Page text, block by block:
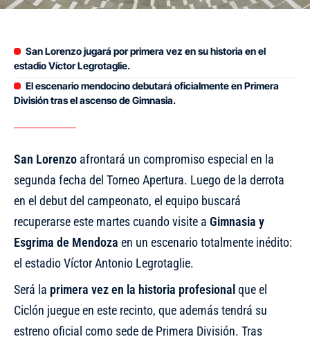
San Lorenzo jugará por primera vez en su historia en el
estadio Víctor Legrotaglie.
El escenario mendocino debutará oficialmente en Primera
División tras el ascenso de Gimnasia.
San Lorenzo afrontará un compromiso especial en la
segunda fecha del Torneo Apertura. Luego de la derrota
en el debut del campeonato, el equipo buscará
recuperarse este martes cuando visite a Gimnasia y
Esgrima de Mendoza en un escenario totalmente inédito:
el estadio Víctor Antonio Legrotaglie.
Será la primera vez en la historia profesional que el
Ciclón juegue en este recinto, que además tendrá su
estreno oficial como sede de Primera División. Tras